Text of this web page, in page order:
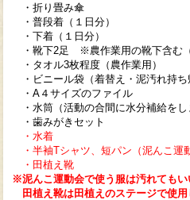
・折り畳み傘
・普段着（１日分）
・下着（１日分）
・靴下2足 ※農作業用の靴下含む（
・タオル3枚程度（農作業用）
・ビニール袋（着替え・泥汚れ持ち
・A４サイズのファイル
・水筒（活動の合間に水分補給をし
・歯みがきセット
・水着
・半袖Tシャツ、短パン（泥んこ運
・田植え靴
※泥んこ運動会で使う服は汚れてもい
田植え靴は田植えのステージで使用